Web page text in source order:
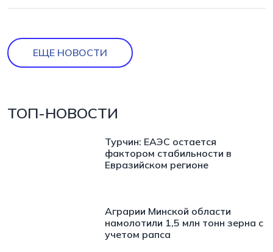
ЕЩЕ НОВОСТИ
ТОП-НОВОСТИ
Турчин: ЕАЭС остается
фактором стабильности в
Евразийском регионе
Аграрии Минской области
намолотили 1,5 млн тонн зерна с
учетом рапса